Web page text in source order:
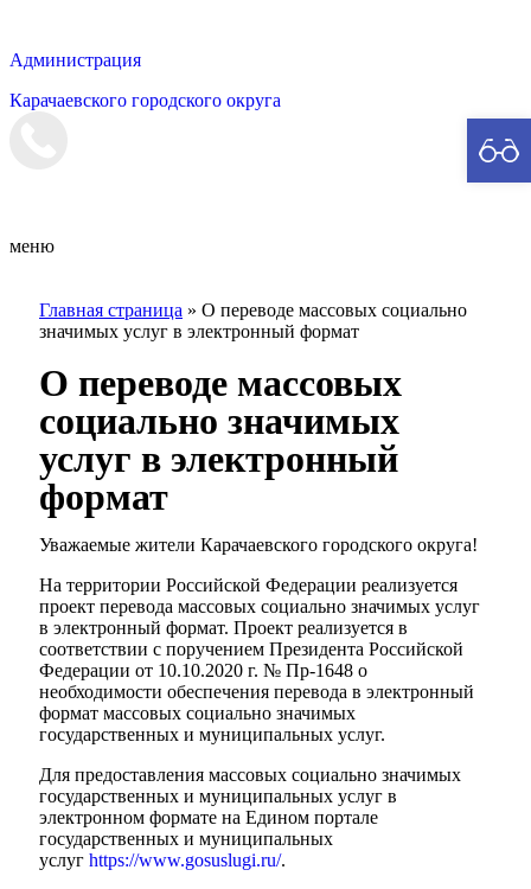
Администрация
Карачаевского городского округа
меню
Главная страница » О переводе массовых социально
значимых услуг в электронный формат
О переводе массовых
социально значимых
услуг в электронный
формат
Уважаемые жители Карачаевского городского округа!
На территории Российской Федерации реализуется
проект перевода массовых социально значимых услуг
в электронный формат. Проект реализуется в
соответствии с поручением Президента Российской
Федерации от 10.10.2020 г. № Пр-1648 о
необходимости обеспечения перевода в электронный
формат массовых социально значимых
государственных и муниципальных услуг.
Для предоставления массовых социально значимых
государственных и муниципальных услуг в
электронном формате на Едином портале
государственных и муниципальных
услуг https://www.gosuslugi.ru/.